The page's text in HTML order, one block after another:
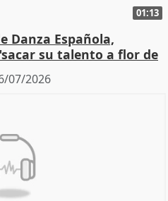
01:13
Danza Española,
su talento a flor de
07/2026